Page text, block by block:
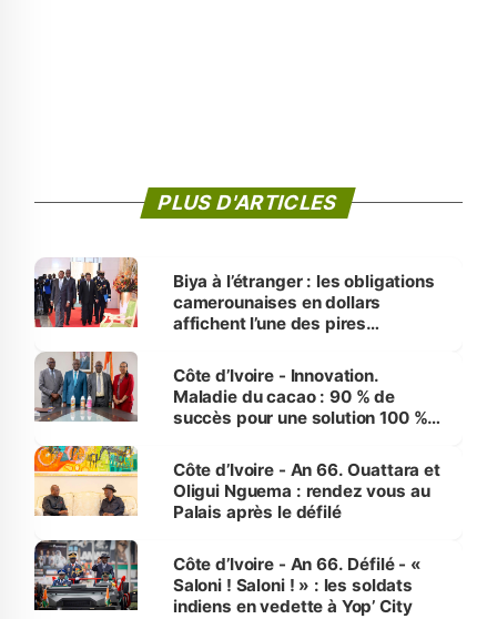
PLUS D'ARTICLES
Biya à l’étranger : les obligations
camerounaises en dollars
affichent l’une des pires
Côte d’Ivoire - Innovation.
Maladie du cacao : 90 % de
succès pour une solution 100 %
Côte d’Ivoire - An 66. Ouattara et
Oligui Nguema : rendez vous au
Palais après le défilé
Côte d’Ivoire - An 66. Défilé - «
Saloni ! Saloni ! » : les soldats
indiens en vedette à Yop’ City